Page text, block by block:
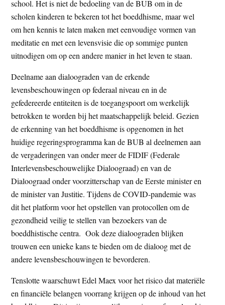
school. Het is niet de bedoeling van de BUB om in de
scholen kinderen te bekeren tot het boeddhisme, maar wel
om hen kennis te laten maken met eenvoudige vormen van
meditatie en met een levensvisie die op sommige punten
uitnodigen om op een andere manier in het leven te staan.
Deelname aan dialoograden van de erkende
levensbeschouwingen op federaal niveau en in de
gefedereerde entiteiten is de toegangspoort om werkelijk
betrokken te worden bij het maatschappelijk beleid. Gezien
de erkenning van het boeddhisme is opgenomen in het
huidige regeringsprogramma kan de BUB al deelnemen aan
de vergaderingen van onder meer de FIDIF (Federale
Interlevensbeschouwelijke Dialoograad) en van de
Dialoograad onder voorzitterschap van de Eerste minister en
de minister van Justitie. Tijdens de COVID-pandemie was
dit het platform voor het opstellen van protocollen om de
gezondheid veilig te stellen van bezoekers van de
boeddhistische centra. Ook deze dialoograden blijken
trouwen een unieke kans te bieden om de dialoog met de
andere levensbeschouwingen te bevorderen.
Tenslotte waarschuwt Edel Maex voor het risico dat materiële
en financiële belangen voorrang krijgen op de inhoud van het